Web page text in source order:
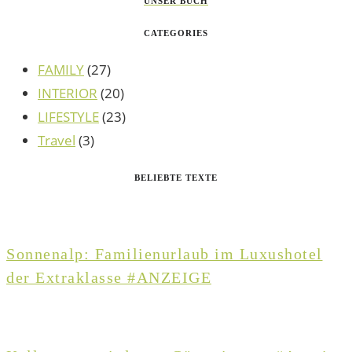
CATEGORIES
FAMILY(27)
INTERIOR (20)
LIFESTYLE(23)
Travel (3)
BELIEBTE TEXTE
Sonnenalp: Familienurlaub im Luxushotel
der Extraklasse #ANZEIGE